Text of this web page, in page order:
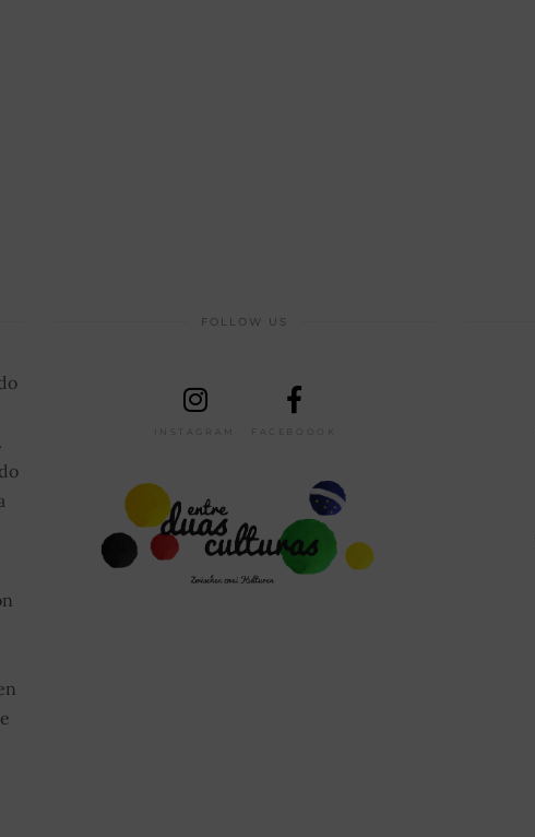
FOLLOW US
INSTAGRAM FACEBOOOK